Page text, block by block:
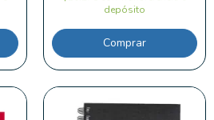
depósito